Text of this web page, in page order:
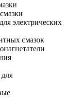
электрических
смазок